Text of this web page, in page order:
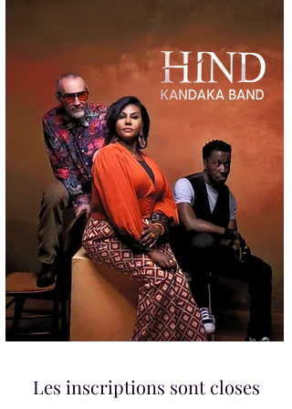
Les inscriptions sont closes